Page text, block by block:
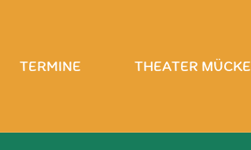
TERMINE THEATER MÜCKE